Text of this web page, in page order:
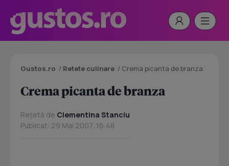
Gustos.ro / Retete culinare / Crema picanta de branza
Crema picanta de branza
Rețetă de Clementina Stanciu
Publicat: 29 Mai 2007, 16:48